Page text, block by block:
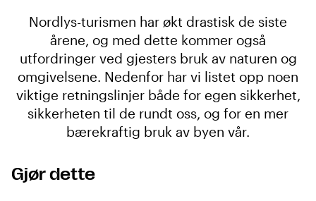
Nordlys-turismen har økt drastisk de siste
årene, og med dette kommer også
utfordringer ved gjesters bruk av naturen og
omgivelsene. Nedenfor har vi listet opp noen
viktige retningslinjer både for egen sikkerhet,
sikkerheten til de rundt oss, og for en mer
bærekraftig bruk av byen vår.
Gjør dette